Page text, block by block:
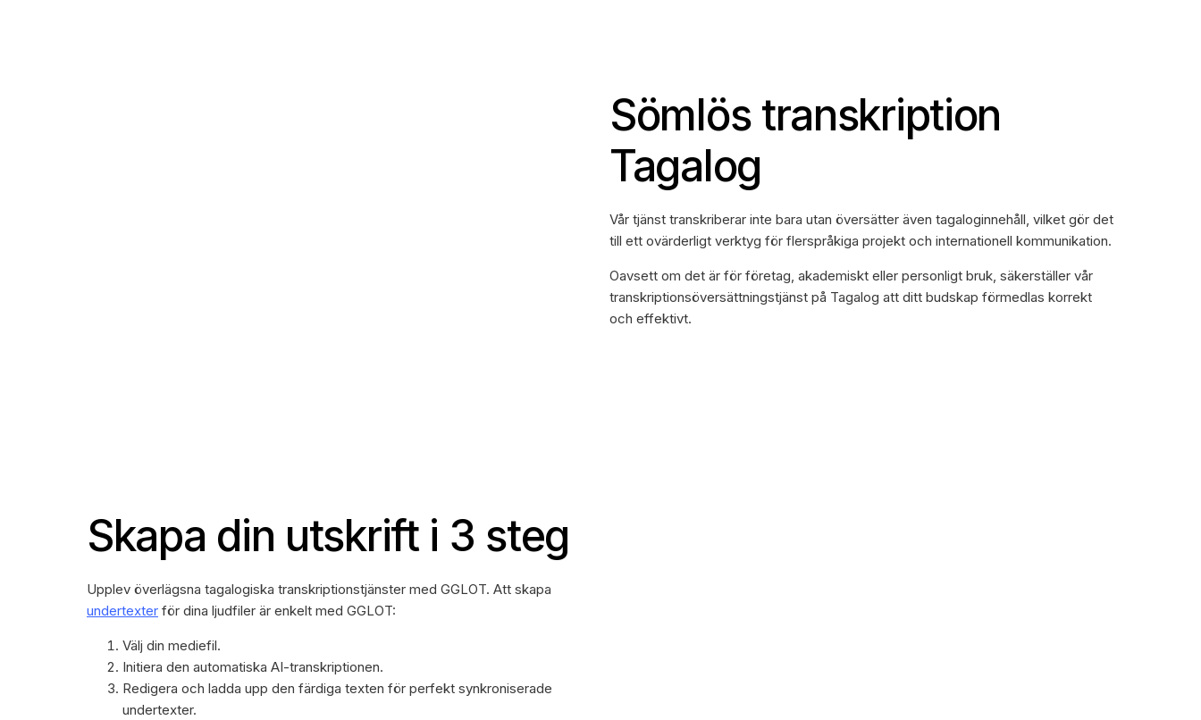
Sömlös transkription
Tagalog
Vår tjänst transkriberar inte bara utan översätter även tagaloginnehåll, vilket gör det
till ett ovärderligt verktyg för flerspråkiga projekt och internationell kommunikation.
Oavsett om det är för företag, akademiskt eller personligt bruk, säkerställer vår
transkriptionsöversättningstjänst på Tagalog att ditt budskap förmedlas korrekt
och effektivt.
Skapa din utskrift i 3 steg
Upplev överlägsna tagalogiska transkriptionstjänster med GGLOT. Att skapa
undertexter för dina ljudfiler är enkelt med GGLOT:
Välj din mediefil.
Initiera den automatiska AI-transkriptionen.
Redigera och ladda upp den färdiga texten för perfekt synkroniserade
undertexter.